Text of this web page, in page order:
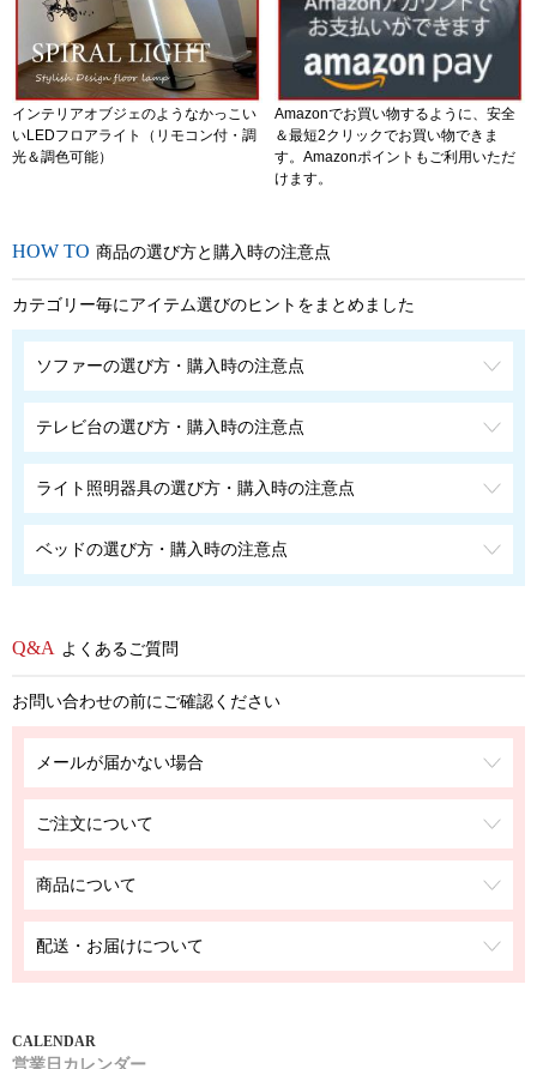
インテリアオブジェのようなかっこい
いLEDフロアライト（リモコン付・調
光＆調色可能）
Amazonでお買い物するように、安全
＆最短2クリックでお買い物できま
す。Amazonポイントもご利用いただ
けます。
商品の選び方と購入時の注意点
カテゴリー毎にアイテム選びのヒントをまとめました
ソファーの選び方・購入時の注意点
テレビ台の選び方・購入時の注意点
ライト照明器具の選び方・購入時の注意点
ベッドの選び方・購入時の注意点
よくあるご質問
お問い合わせの前にご確認ください
メールが届かない場合
ご注文について
商品について
配送・お届けについて
営業日カレンダー